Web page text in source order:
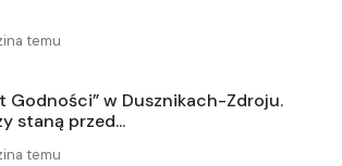
temu
Godności” w Dusznikach-Zdroju.
staną przed...
temu